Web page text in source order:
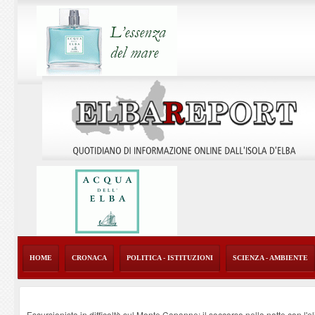
HOME CRONACA POLITICA - ISTITUZIONI SCIENZA - AMBIENTE